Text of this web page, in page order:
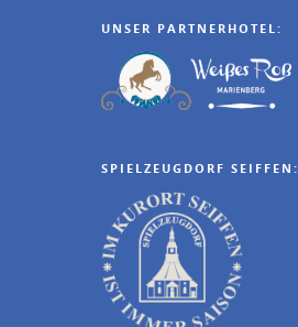
UNSER PARTNERHOTEL:
SPIELZEUGDORF SEIFFEN: